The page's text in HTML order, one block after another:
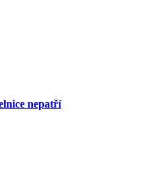
nepatří